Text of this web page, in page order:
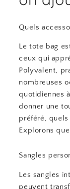
Quels
Le tote bag
ceux qui
Polyvalent,
nombreuses
quotidiennes
donner une
préféré,
Explorons
Sangles
Les sangles
peuvent